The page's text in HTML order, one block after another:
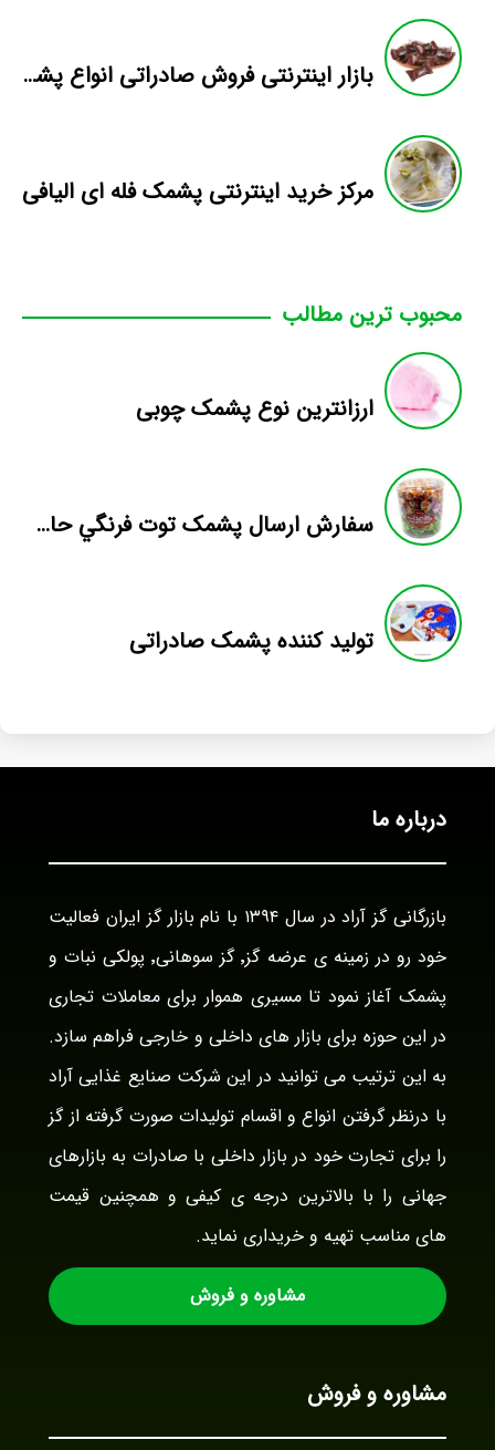
بازار اینترنتی فروش صادراتی انواع پشمک الیافی/شکلاتی
مرکز خرید اینترنتی پشمک فله ای الیافی
محبوب ترین مطالب
ارزانترین نوع پشمک چوبی
سفارش ارسال پشمک توت فرنگي حاج عبدالله
تولید کننده پشمک صادراتی
درباره ما
بازرگانی گز آراد در سال ۱۳۹۴ با نام بازار گز ایران فعالیت
خود رو در زمینه ی عرضه گز٬ گز سوهانی٬ پولکی نبات و
پشمک آغاز نمود تا مسیری هموار برای معاملات تجاری
در این حوزه برای بازار های داخلی و خارجی فراهم سازد.
به این ترتیب می توانید در این شرکت صنایع غذایی آراد
با درنظر گرفتن انواع و اقسام تولیدات صورت گرفته از گز
را برای تجارت خود در بازار داخلی با صادرات به بازارهای
جهانی را با بالاترین درجه ی کیفی و همچنین قیمت
های مناسب تهیه و خریداری نماید.
مشاوره و فروش
مشاوره و فروش